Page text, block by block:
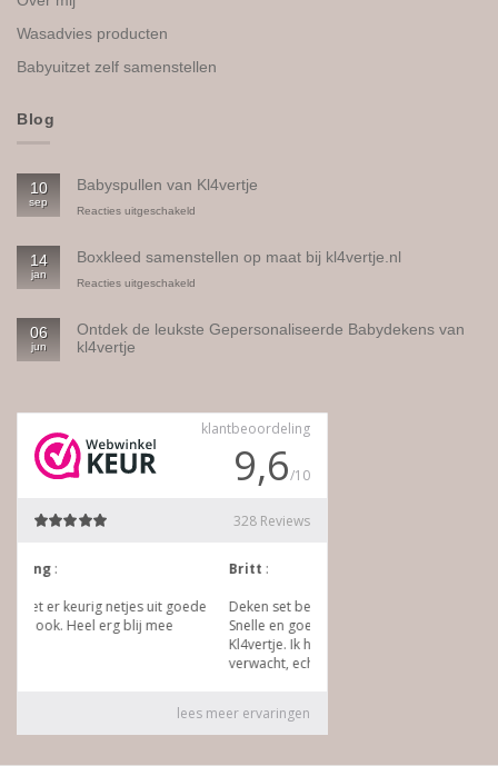
Wasadvies producten
Babyuitzet zelf samenstellen
Blog
10
sep
Babyspullen van Kl4vertje
Reacties uitgeschakeld
Kl4vertje
14
jan
Boxkleed samenstellen op maat bij kl4vertje.nl
Reacties uitgeschakeld
op
06
jun
Ontdek de leukste Gepersonaliseerde Babydekens van
kl4vertje
Gepersonaliseerde
Babydekens
van
kl4vertje